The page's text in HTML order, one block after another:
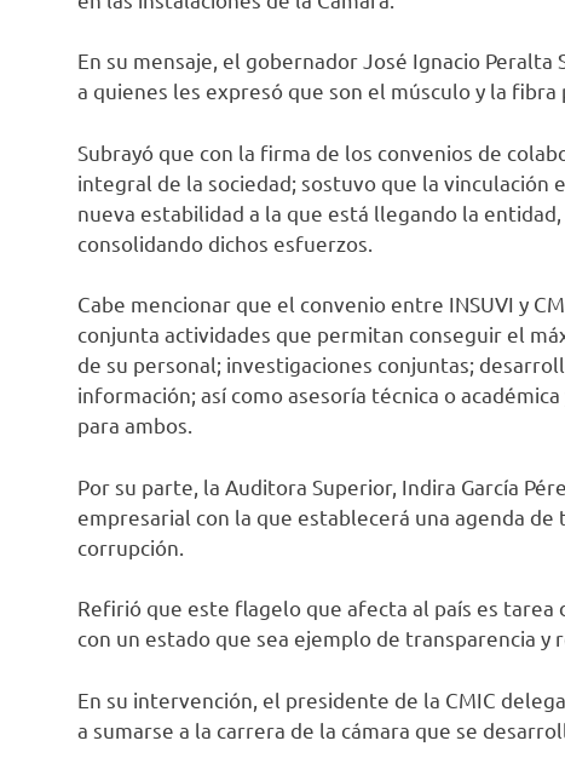
En su mensaje, el gobernador José Ignacio
a quienes les expresó que son el músculo y la
Subrayó que con la firma de los convenios de
integral de la sociedad; sostuvo que la
nueva estabilidad a la que está llegando la
consolidando dichos esfuerzos.
Cabe mencionar que el convenio entre INSUVI y
conjunta actividades que permitan conseguir el
de su personal; investigaciones conjuntas;
información; así como asesoría técnica o
para ambos.
Por su parte, la Auditora Superior, Indira García
empresarial con la que establecerá una agenda
corrupción.
Refirió que este flagelo que afecta al país es
con un estado que sea ejemplo de transparencia y
En su intervención, el presidente de la CMIC
a sumarse a la carrera de la cámara que se